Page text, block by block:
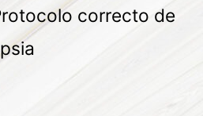
correcto de